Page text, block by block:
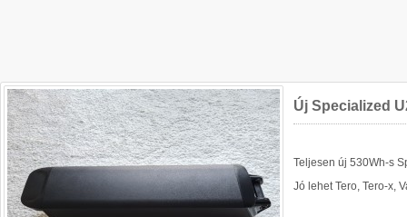
Új Specialized
Teljesen új 530Wh-s
Jó lehet Tero, Tero-x,